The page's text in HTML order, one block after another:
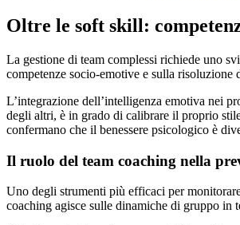
Oltre le soft skill:
La gestione di team complessi richiede uno
competenze socio-emotive e sulla
L’integrazione dell’intelligenza emotiva nei
degli altri, è in grado di calibrare il proprio
confermano che il benessere psicologico è
Il ruolo del team coaching nella
Uno degli strumenti più efficaci per
coaching agisce sulle dinamiche di gruppo in